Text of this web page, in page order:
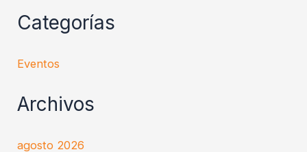
Categorías
Eventos
Archivos
agosto 2026